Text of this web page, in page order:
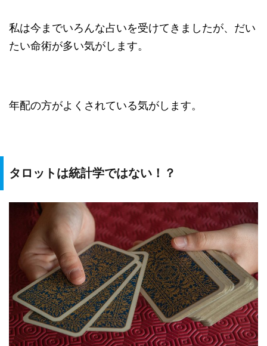
私は今までいろんな占いを受けてきましたが、だい
たい命術が多い気がします。
年配の方がよくされている気がします。
タロットは統計学ではない！？